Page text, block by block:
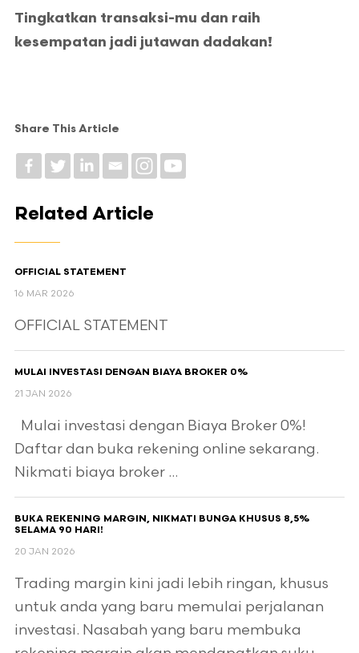
Tingkatkan transaksi-mu dan raih
kesempatan jadi jutawan dadakan!
Share This Article
Related Article
OFFICIAL STATEMENT
16 MAR 2026
OFFICIAL STATEMENT
MULAI INVESTASI DENGAN BIAYA BROKER 0%
21 JAN 2026
Mulai investasi dengan Biaya Broker 0%!
Daftar dan buka rekening online sekarang.
Nikmati biaya broker ...
BUKA REKENING MARGIN, NIKMATI BUNGA KHUSUS 8,5%
SELAMA 90 HARI!
20 JAN 2026
Trading margin kini jadi lebih ringan, khusus
untuk anda yang baru memulai perjalanan
investasi. Nasabah yang baru membuka